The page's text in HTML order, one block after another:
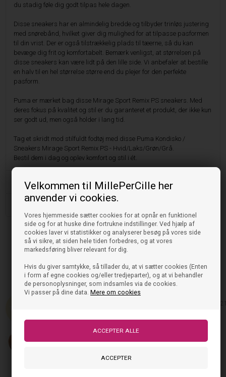
Velkommen til MillePerCille her
anvender vi cookies.
Vores hjemmeside sætter cookies for at opnår en funktionel
side og for at huske dine fortrukne indstillinger. Ved hjælp af
cookies laver vi statistikker og analyserer besøg på vores side
så vi sikre, at siden hele tiden forbedres, og at vores
markedsføring bliver relevant for dig.
Hvis du giver samtykke, så tillader du, at vi sætter cookies (Enten
i form af egne cookies og/eller tredjeparter), og at vi behandler
de personoplysninger, som indsamles via de cookies.
Vi passer på dine data. Mere om cookies
du stadig føle dig godt tilpas hele dagen.
Disse sneakers har en almindelig bredde og tilbyder trinløs justering
med snørebånd, hvilket giver dig mulighed for at tilpasse pasformen
til din vrist. Der er også tilstrækkelig plads til tæerne, så du kan
bevæge dig frit og komfortabelt. Bemærk venligst, at størrelsen på
disse sneakers kan være lidt på den lille side. Vi anbefaler at bestille
en halv til en hel størrelse større end du plejer for den perfekte
pasform.
Puma er mærket bag disse Mirage Sport Remix PS sneakers. Med
deres fokus på kvalitet og stil er du garanteret et produkt, der ikke kun
ser godt ud, men også holder i lang tid.
Tag et skridt mod stilfuldt fodtøj med disse Puma Kondisko /
Sneakers Mirage Sport Remix PS - Hvid/Laks/Grøn/Grå.
Bestil dem i dag og oplev komfort og stil i ét.
Vask og pleje
Puma Sneakers Vikky
499,95 199,98 DKK
På lager, klar til levering
60%
Puma Sneakers Smash Dino -
380,00 299,95 DKK
På lager, klar til levering